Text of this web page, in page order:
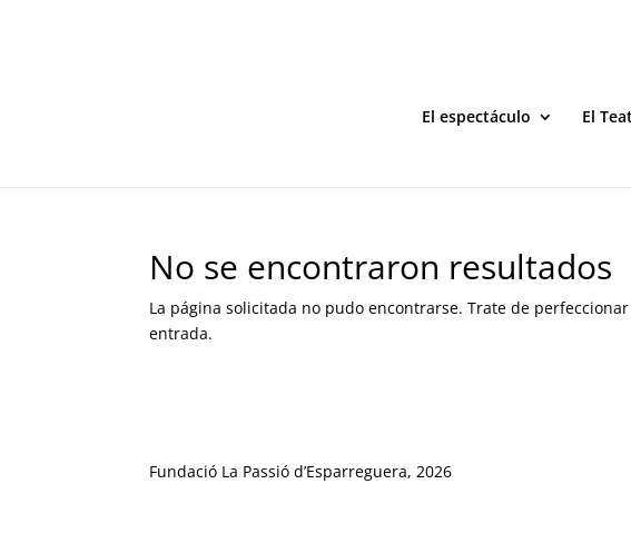
El espectáculo El
No se encontraron resultados
La página solicitada no pudo encontrarse. Trate de
entrada.
Fundació La Passió d’Esparreguera, 2026